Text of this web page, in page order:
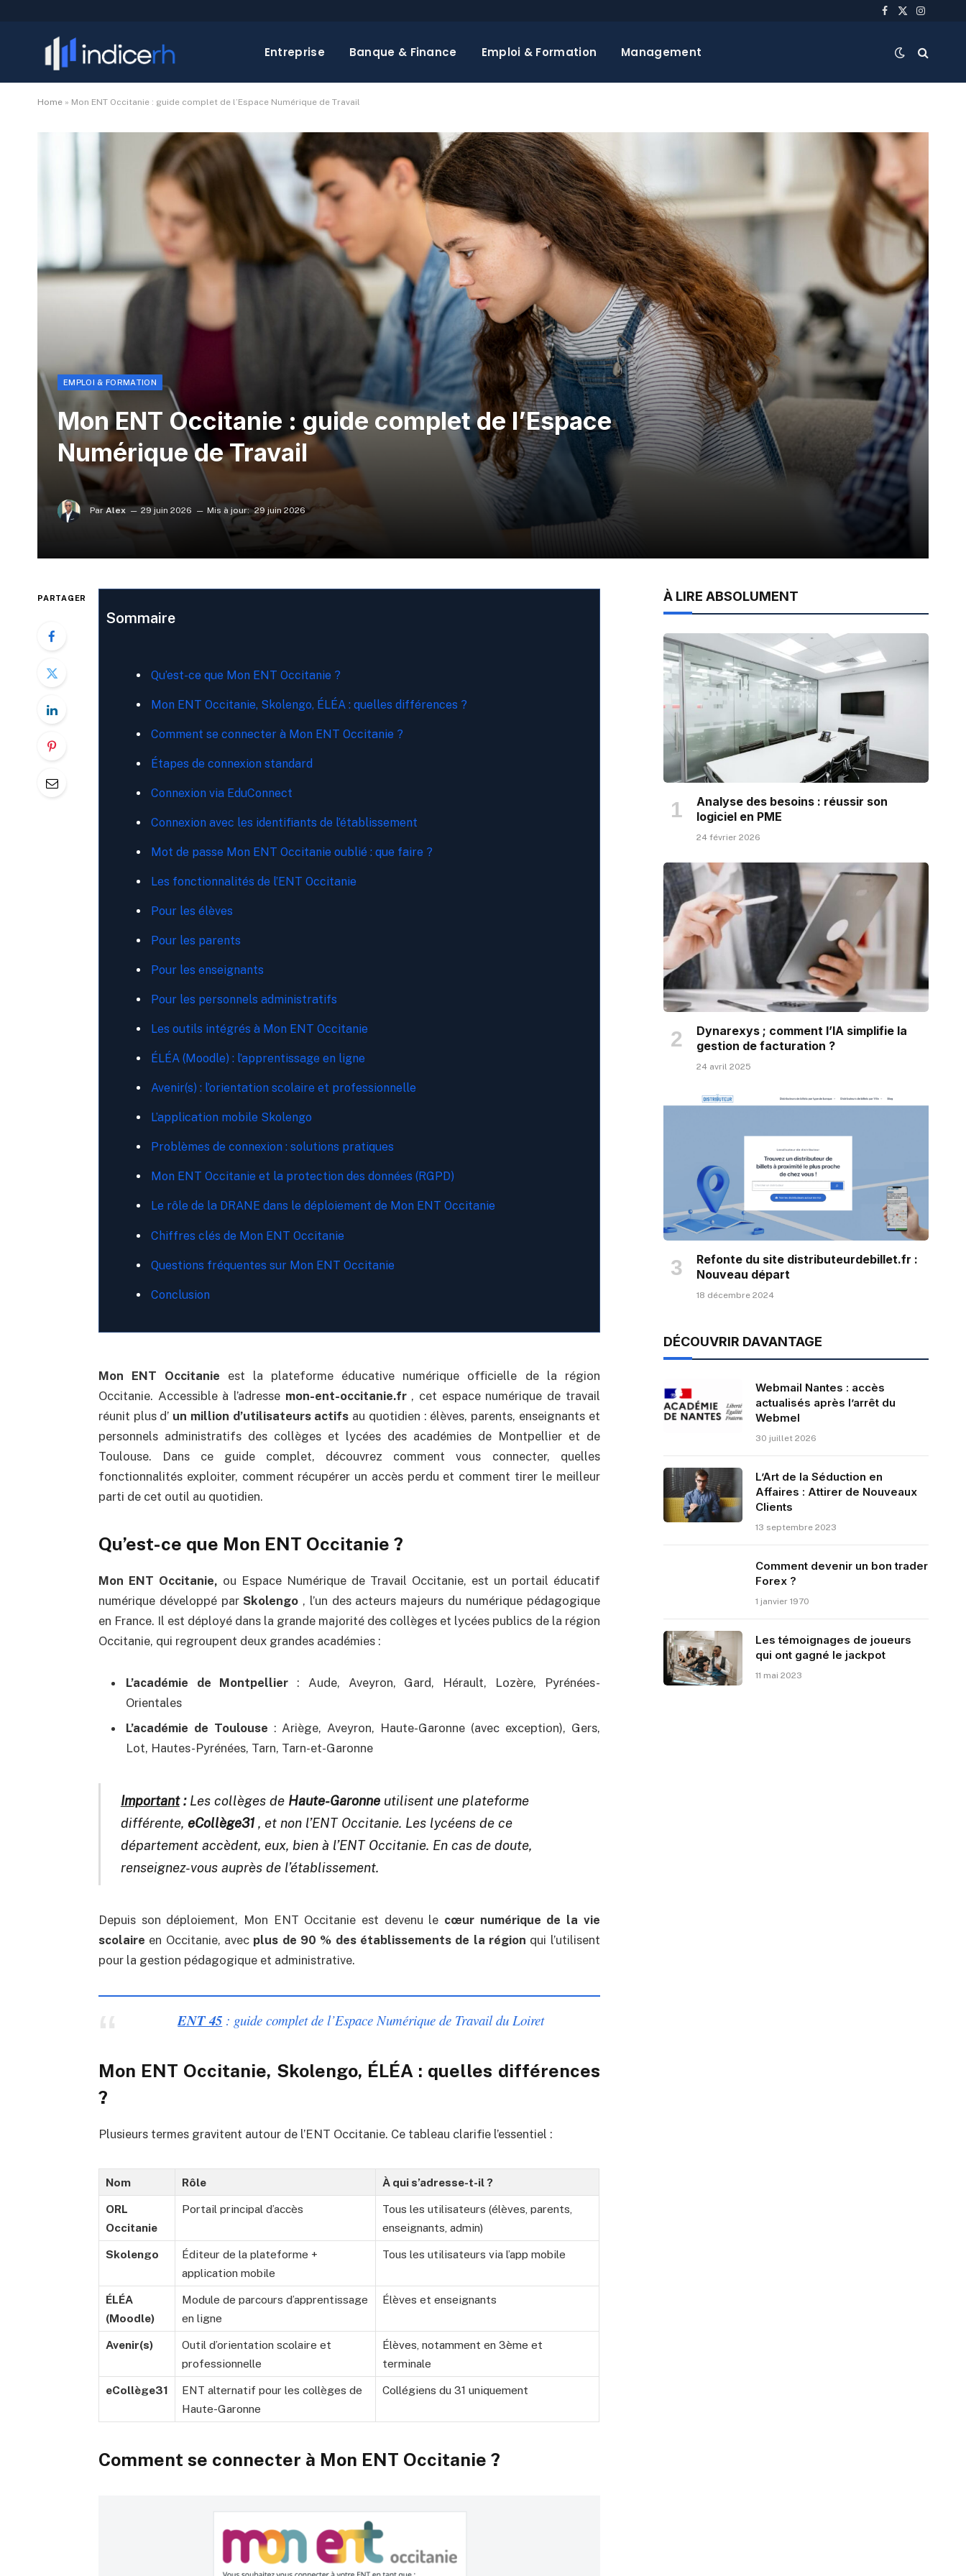
Facebook
X
Entreprise Banque & Finance Emploi & Formation Management
Home » Mon ENT Occitanie : guide complet de l’Espace Numérique de Travail
EMPLOI & FORMATION
Mon ENT Occitanie : guide complet de l’Espace
Numérique de Travail
Par Alex 29 juin 2026 Mis à jour: 29 juin 2026
PARTAGER
Sommaire
Qu’est-ce que Mon ENT Occitanie ?
Mon ENT Occitanie, Skolengo, ÉLÉA : quelles différences ?
Comment se connecter à Mon ENT Occitanie ?
Étapes de connexion standard
Connexion via EduConnect
Connexion avec les identifiants de l’établissement
Mot de passe Mon ENT Occitanie oublié : que faire ?
Les fonctionnalités de l’ENT Occitanie
Pour les élèves
Pour les parents
Pour les enseignants
Pour les personnels administratifs
Les outils intégrés à Mon ENT Occitanie
ÉLÉA (Moodle) : l’apprentissage en ligne
Avenir(s) : l’orientation scolaire et professionnelle
L’application mobile Skolengo
Problèmes de connexion : solutions pratiques
Mon ENT Occitanie et la protection des données (RGPD)
Le rôle de la DRANE dans le déploiement de Mon ENT Occitanie
Chiffres clés de Mon ENT Occitanie
Questions fréquentes sur Mon ENT Occitanie
Conclusion
Mon ENT Occitanie est la plateforme éducative numérique officielle de la région
Occitanie. Accessible à l’adresse mon-ent-occitanie.fr, cet espace numérique de travail
réunit plus d’ un million d’utilisateurs actifs au quotidien : élèves, parents, enseignants et
personnels administratifs des collèges et lycées des académies de Montpellier et de
Toulouse. Dans ce guide complet, découvrez comment vous connecter, quelles
fonctionnalités exploiter, comment récupérer un accès perdu et comment tirer le meilleur
parti de cet outil au quotidien.
Qu’est-ce que Mon ENT Occitanie ?
Mon ENT Occitanie, ou Espace Numérique de Travail Occitanie, est un portail éducatif
numérique développé parSkolengo , l’un des acteurs majeurs du numérique pédagogique
en France. Il est déployé dans la grande majorité des collèges et lycées publics de la région
Occitanie, qui regroupent deux grandes académies :
L’académie de Montpellier : Aude, Aveyron, Gard, Hérault, Lozère, Pyrénées-
Orientales
L’académie de Toulouse : Ariège, Aveyron, Haute-Garonne (avec exception), Gers,
Lot, Hautes-Pyrénées, Tarn, Tarn-et-Garonne
Important:Les collèges deHaute-Garonneutilisent une plateforme
différente, eCollège31, et non l’ENT Occitanie. Les lycéens de ce
département accèdent, eux, bien à l’ENT Occitanie. En cas de doute,
renseignez-vous auprès de l’établissement.
Depuis son déploiement, Mon ENT Occitanie est devenu le cœur numérique de la vie
scolaire en Occitanie, avec plus de 90 % des établissements de la région qui l’utilisent
pour la gestion pédagogique et administrative.
ENT 45 : guide complet de l’Espace Numérique de Travail du Loiret
Mon ENT Occitanie, Skolengo, ÉLÉA : quelles différences
?
Plusieurs termes gravitent autour de l’ENT Occitanie. Ce tableau clarifie l’essentiel :
Nom Rôle À qui s’adresse-t-il ?
ORL
Occitanie
Portail principal d’accès
Tous les utilisateurs (élèves, parents,
enseignants, admin)
Skolengo
Éditeur de la plateforme +
application mobile
Tous les utilisateurs via l’app mobile
ÉLÉA
(Moodle)
Module de parcours d’apprentissage
en ligne
Élèves et enseignants
Avenir(s)
Outil d’orientation scolaire et
professionnelle
Élèves, notamment en 3ème et
terminale
eCollège31
ENT alternatif pour les collèges de
Haute-Garonne
Collégiens du 31 uniquement
Comment se connecter à Mon ENT Occitanie ?
À LIRE ABSOLUMENT
Analyse des besoins : réussir son
logiciel en PME
24 février 2026
Dynarexys ; comment l’IA simplifie la
gestion de facturation ?
24 avril 2025
Refonte du site distributeurdebillet.fr :
Nouveau départ
18 décembre 2024
DÉCOUVRIR DAVANTAGE
Webmail Nantes : accès
actualisés après l’arrêt du
Webmel
30 juillet 2026
L’Art de la Séduction en
Affaires : Attirer de Nouveaux
Clients
13 septembre 2023
Comment devenir un bon trader
Forex ?
1 janvier 1970
Les témoignages de joueurs
qui ont gagné le jackpot
11 mai 2023